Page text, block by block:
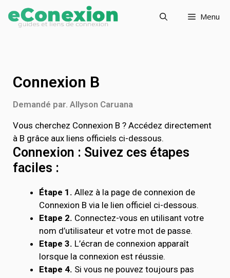
Menu
Connexion B
Demandé par. Allyson Caruana
Vous cherchez Connexion B ? Accédez directement
à B grâce aux liens officiels ci-dessous.
Connexion : Suivez ces étapes
faciles :
Étape 1. Allez à la page de connexion de
Connexion B via le lien officiel ci-dessous.
Etape 2. Connectez-vous en utilisant votre
nom d’utilisateur et votre mot de passe.
Etape 3. L’écran de connexion apparaît
lorsque la connexion est réussie.
Etape 4. Si vous ne pouvez toujours pas